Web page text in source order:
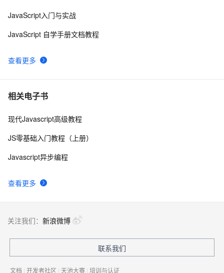
8 Visual Studio正式支持jQuery JavaScript程式库
查看更多
JavaScript入门与实战
JavaScript 自学手册文档教程
相关电子书
查看更多
现代Javascript高级教程
JS零基础入门教程（上册）
Javascript异步编程
关注我们： 新浪微博
联系我们
文档 | 开发者社区 | 天池大赛 | 培训与认证